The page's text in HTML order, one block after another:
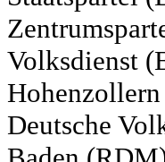
Volksdienst
Deutsche